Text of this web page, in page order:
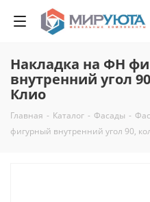
Накладка на ФН
внутренний угол
Клио
Главная - Каталог - Фасады -
фигурный внутренний угол 90,